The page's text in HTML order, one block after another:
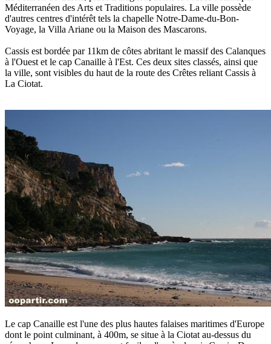
Méditerranéen des Arts et Traditions populaires. La ville possède
d'autres centres d'intérêt tels la chapelle Notre-Dame-du-Bon-
Voyage, la Villa Ariane ou la Maison des Mascarons.
Cassis est bordée par 11km de côtes abritant le massif des Calanques
à l'Ouest et le cap Canaille à l'Est. Ces deux sites classés, ainsi que
la ville, sont visibles du haut de la route des Crêtes reliant Cassis à
La Ciotat.
Le cap Canaille est l'une des plus hautes falaises maritimes d'Europe
dont le point culminant, à 400m, se situe à la Ciotat au-dessus du